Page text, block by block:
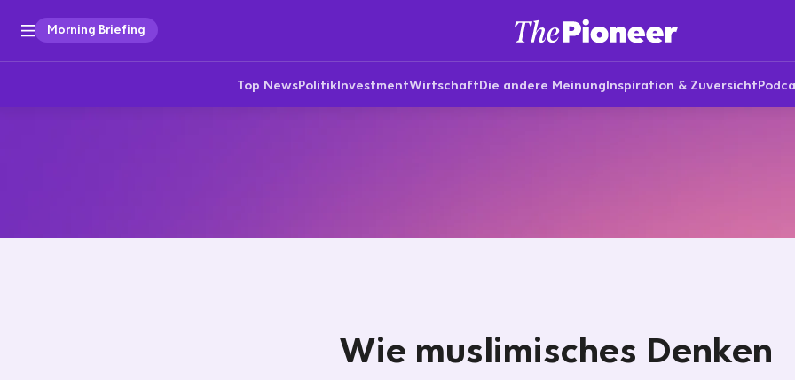
Morning Briefing
Top NewsPolitikInvestmentWirtschaftDie andere MeinungInspiration & Zuversicht
Wie muslimisches Denken